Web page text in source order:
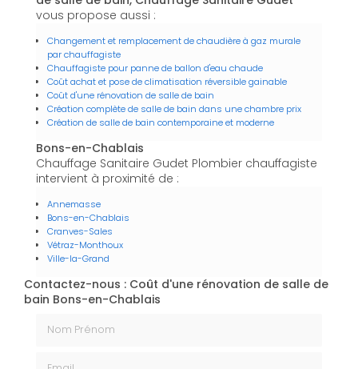
vous propose aussi :
Changement et remplacement de chaudière à gaz murale
par chauffagiste
Chauffagiste pour panne de ballon d'eau chaude
Coût achat et pose de climatisation réversible gainable
Coût d'une rénovation de salle de bain
Création complète de salle de bain dans une chambre prix
Création de salle de bain contemporaine et moderne
Bons-en-Chablais
Chauffage Sanitaire Gudet Plombier chauffagiste
intervient à proximité de :
Annemasse
Bons-en-Chablais
Cranves-Sales
Vétraz-Monthoux
Ville-la-Grand
Contactez-nous : Coût d'une rénovation de salle de
bain Bons-en-Chablais